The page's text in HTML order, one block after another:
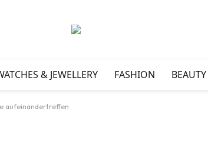
& JEWELLERY FASHION
aufeinandertreffen